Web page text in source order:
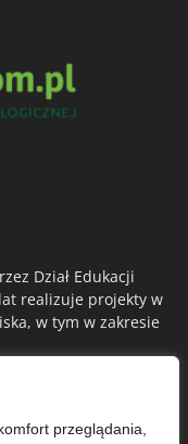
przeglądania,
Dział Edukacji
realizuje projekty w
w tym w zakresie